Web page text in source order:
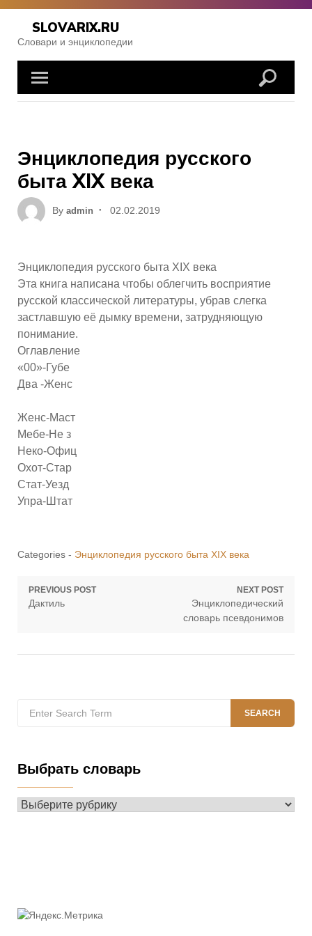
Skip
content
SLOVARIX.RU
Словари и энциклопедии
Энциклопедия русского
быта XIX века
By admin
Posted
02.02.2019
Энциклопедия русского быта XIX века
Эта книга написана чтобы облегчить восприятие
русской классической литературы, убрав слегка
застлавшую её дымку времени, затрудняющую
понимание.
Оглавление
«00»-Губе
Два -Женс
Женс-Маст
Мебе-Не з
Неко-Офиц
Охот-Стар
Стат-Уезд
Упра-Штат
Categories - Энциклопедия русского быта XIX века
Навигация
PREVIOUS POST
Previous
Дактиль
NEXT POST
Next
post:
Энциклопедический
словарь псевдонимов
for:
SEARCH
Выбрать словарь
Выбрать